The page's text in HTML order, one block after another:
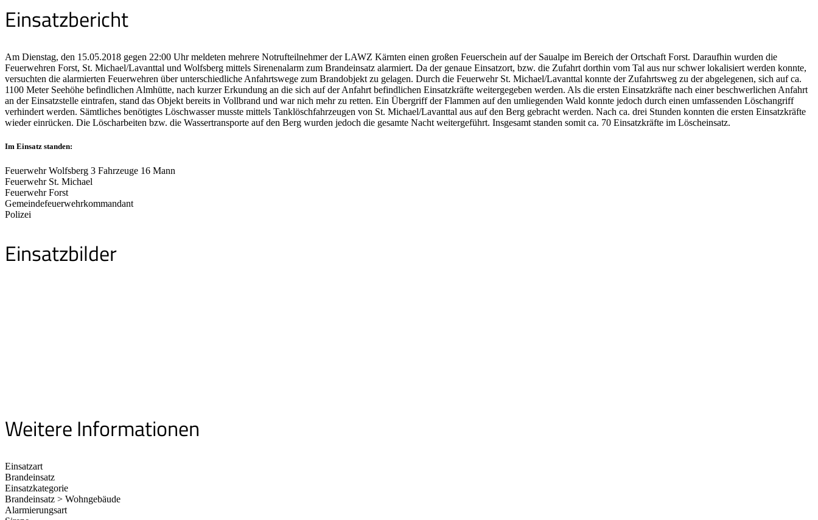
Einsatzbericht
Am Dienstag, den 15.05.2018 gegen 22:00 Uhr meldeten mehrere Notrufteilnehmer der LAWZ Kärnten einen großen Feuerschein auf der Saualpe im Bereich der Ortschaft Forst. Daraufhin wurden die
Feuerwehren Forst, St. Michael/Lavanttal und Wolfsberg mittels Sirenenalarm zum Brandeinsatz alarmiert. Da der genaue Einsatzort, bzw. die Zufahrt dorthin vom Tal aus nur schwer lokalisiert werden konnte,
versuchten die alarmierten Feuerwehren über unterschiedliche Anfahrtswege zum Brandobjekt zu gelagen. Durch die Feuerwehr St. Michael/Lavanttal konnte der Zufahrtsweg zu der abgelegenen, sich auf ca.
1100 Meter Seehöhe befindlichen Almhütte, nach kurzer Erkundung an die sich auf der Anfahrt befindlichen Einsatzkräfte weitergegeben werden. Als die ersten Einsatzkräfte nach einer beschwerlichen Anfahrt
an der Einsatzstelle eintrafen, stand das Objekt bereits in Vollbrand und war nich mehr zu retten. Ein Übergriff der Flammen auf den umliegenden Wald konnte jedoch durch einen umfassenden Löschangriff
verhindert werden. Sämtliches benötigtes Löschwasser musste mittels Tanklöschfahrzeugen von St. Michael/Lavanttal aus auf den Berg gebracht werden. Nach ca. drei Stunden konnten die ersten Einsatzkräfte
wieder einrücken. Die Löscharbeiten bzw. die Wassertransporte auf den Berg wurden jedoch die gesamte Nacht weitergeführt. Insgesamt standen somit ca. 70 Einsatzkräfte im Löscheinsatz.
Im Einsatz standen:
Feuerwehr Wolfsberg 3 Fahrzeuge 16 Mann
Feuerwehr St. Michael
Feuerwehr Forst
Gemeindefeuerwehrkommandant
Polizei
Einsatzbilder
Weitere Informationen
Einsatzart
Brandeinsatz
Einsatzkategorie
Brandeinsatz > Wohngebäude
Alarmierungsart